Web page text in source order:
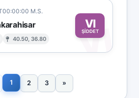
M.S.
40.50, 36.80
VI
ŞİDDET
VI
1 2 3 »